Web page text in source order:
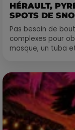
HÉRAULT,
SPOTS DE
Pas besoin de
complexes pour
masque, un tuba